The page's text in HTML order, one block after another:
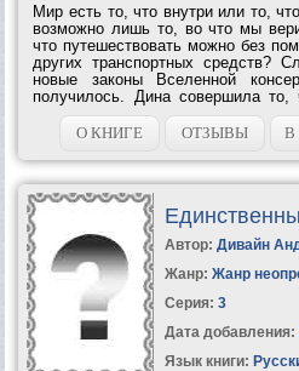
Мир есть то, что внутри или то,
возможно лишь то, во что мы
что путешествовать можно без
других транспортных средств?
новые законы Вселенной
получилось. Дина совершила то,
всех остальных людей -
Потому что сделала...
О КНИГЕ ОТЗЫВЫ В
Автор: Дивайн
Жанр: Жанр
Серия: 3
Дата добавления:
Язык книги: